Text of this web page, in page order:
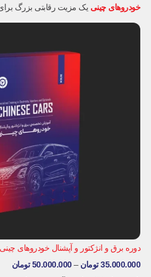
خودروهای چینی یک مزیت رقابتی بزرگ
دوره برق و انژکتور و آپشنال خودروهای چینی
35.000.000 تومان –
50.000.000 تومان